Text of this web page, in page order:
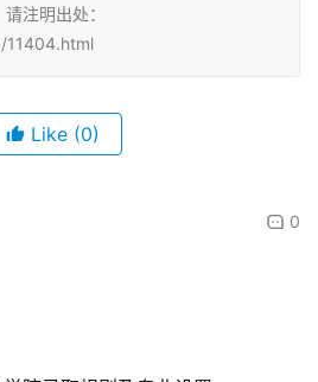
注明出处：
Like (0)
0